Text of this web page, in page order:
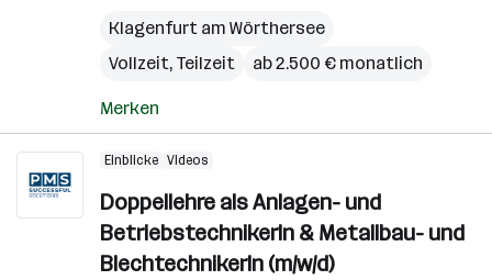
Klagenfurt am Wörthersee
Vollzeit, Teilzeit
ab 2.500 € monatlich
Merken
Einblicke Videos
Doppellehre als Anlagen- und
BetriebstechnikerIn & Metallbau- und
BlechtechnikerIn (m/w/d)